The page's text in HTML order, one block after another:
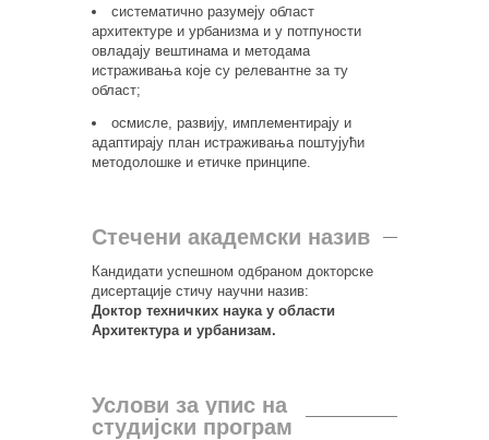
систематично разумеју област
архитектуре и урбанизма и у потпуности
овладају вештинама и методама
истраживања које су релевантне за ту
област;
осмисле, развију, имплементирају и
адаптирају план истраживања поштујући
методолошке и етичке принципе.
Стечени академски назив
Кандидати успешном одбраном докторске
дисертације стичу научни назив:
Доктор техничких наука у области
Архитектура и урбанизам.
Услови за упис на
студијски програм